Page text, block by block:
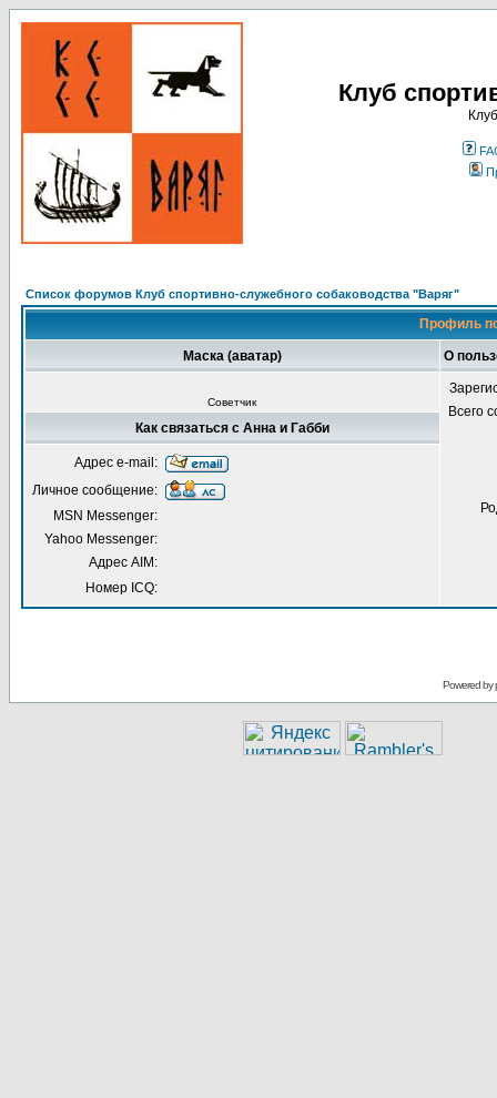
Клуб
Список форумов Клуб спортивно-служебного собаководства "Варяг"
Профиль
Маска (аватар) О
Советчик
Всего
Как связаться с Анна и Габби
Адрес e-mail:
Личное сообщение:
MSN Messenger:
Yahoo Messenger:
Адрес AIM:
Номер ICQ:
Powered by